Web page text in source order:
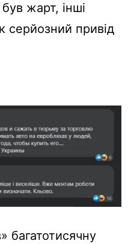
жарт, інші
серйозний привід
багатотисячну